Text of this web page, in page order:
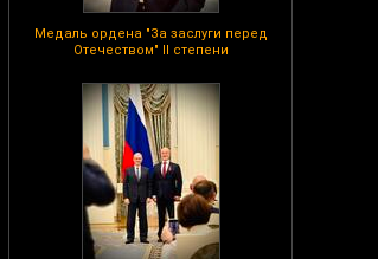
Медаль ордена "За заслуги перед
Отечеством" II степени